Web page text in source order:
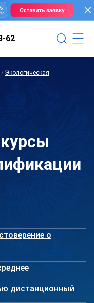
62
/ Экологическая
о
дистанционный